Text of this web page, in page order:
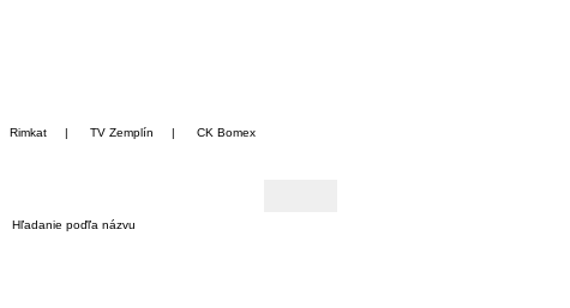
Rimkat | TV Zemplín | CK Bomex
Hľadanie poďľa názvu